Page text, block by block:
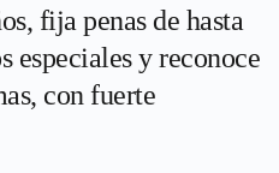
fija penas de hasta
especiales y reconoce
con fuerte